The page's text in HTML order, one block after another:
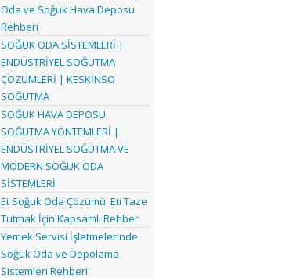
Oda ve Soğuk Hava Deposu
Rehberi
SOĞUK ODA SİSTEMLERİ |
ENDÜSTRİYEL SOĞUTMA
ÇÖZÜMLERİ | KESKİNSO
SOĞUTMA
SOĞUK HAVA DEPOSU
SOĞUTMA YÖNTEMLERİ |
ENDÜSTRİYEL SOĞUTMA VE
MODERN SOĞUK ODA
SİSTEMLERİ
Et Soğuk Oda Çözümü: Eti Taze
Tutmak İçin Kapsamlı Rehber
Yemek Servisi İşletmelerinde
Soğuk Oda ve Depolama
Sistemleri Rehberi